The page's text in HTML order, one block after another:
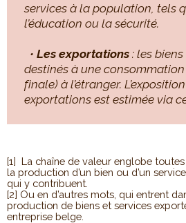
services à la population, tels
l’éducation ou la sécurité.
• Les exportations : les
destinés à une
finale) à l’étranger.
exportations est estimée via
[1] La chaîne de valeur englobe
la production d’un bien ou d’un
qui y contribuent.
[2] Ou en d’autres mots, qui entrent
production de biens et services
entreprise belge.